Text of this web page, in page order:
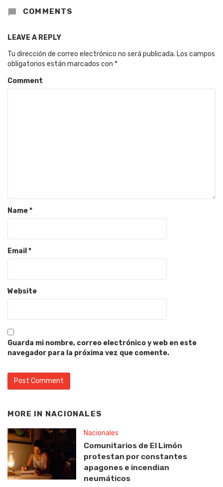
COMMENTS
LEAVE A REPLY
Tu dirección de correo electrónico no será publicada. Los campos
obligatorios están marcados con *
Comment
Name*
Email *
Website
Guarda mi nombre, correo electrónico y web en este
navegador para la próxima vez que comente.
MORE IN NACIONALES
Nacionales
Comunitarios de El Limón
protestan por constantes
apagones e incendian
neumáticos